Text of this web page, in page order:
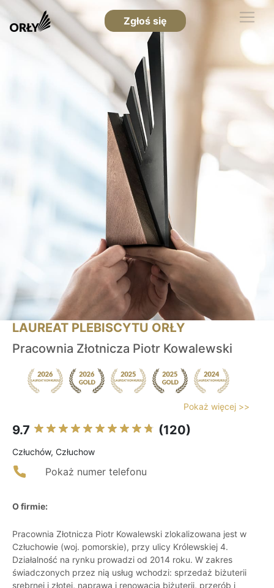
Zgłoś się
LAUREAT PLEBISCYTU ORŁY
Pracownia Złotnicza Piotr Kowalewski
Pokaż więcej >>
9.7 (120)
Człuchów, Człuchow
Pokaż numer telefonu
O firmie:
Pracownia Złotnicza Piotr Kowalewski zlokalizowana jest w
Człuchowie (woj. pomorskie), przy ulicy Królewskiej 4.
Działalność na rynku prowadzi od 2014 roku. W zakres
świadczonych przez nią usług wchodzi: sprzedaż biżuterii
srebrnej i złotej, naprawa i renowacja biżuterii, przerób i